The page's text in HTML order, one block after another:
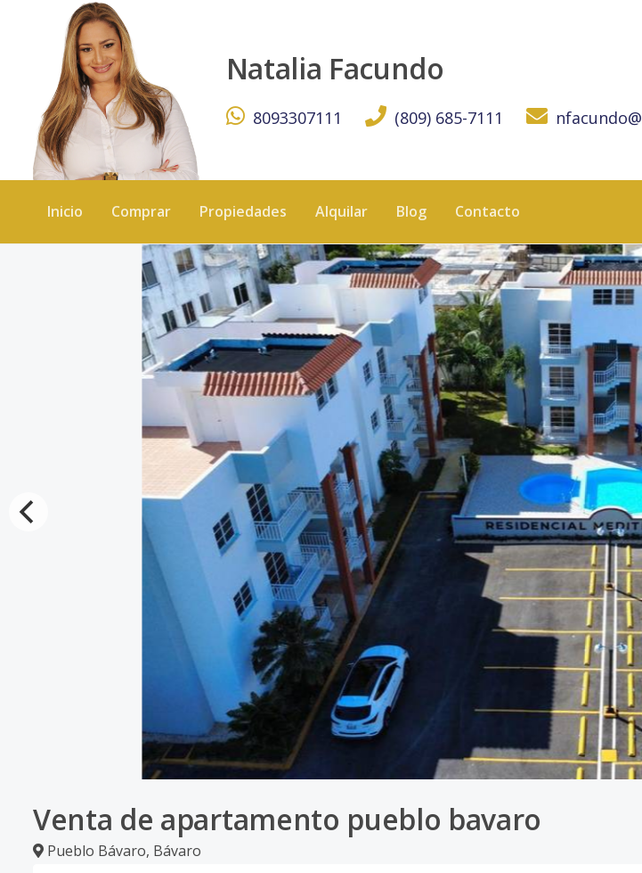
Natalia Facundo
8093307111 (809) 685-7111
Inicio Comprar Propiedades Alquilar Blog Contacto
Venta de apartamento pueblo bavaro
Pueblo Bávaro, Bávaro
Venta de apartamento pueblo bavaro - KW DOMINICANA